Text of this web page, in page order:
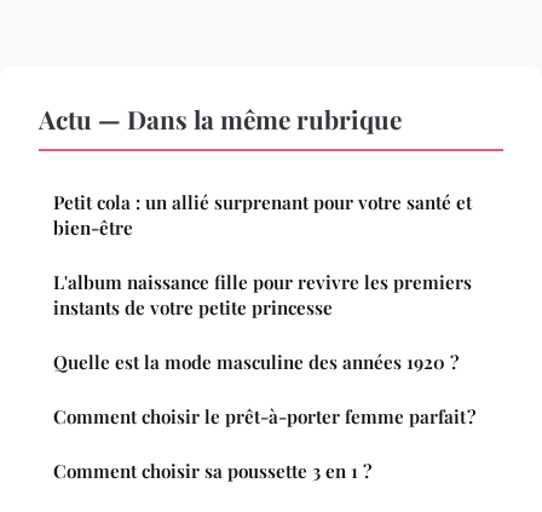
Actu — Dans la même rubrique
Petit cola : un allié surprenant pour votre santé et
bien-être
L'album naissance fille pour revivre les premiers
instants de votre petite princesse
Quelle est la mode masculine des années 1920 ?
Comment choisir le prêt-à-porter femme parfait ?
Comment choisir sa poussette 3 en 1 ?